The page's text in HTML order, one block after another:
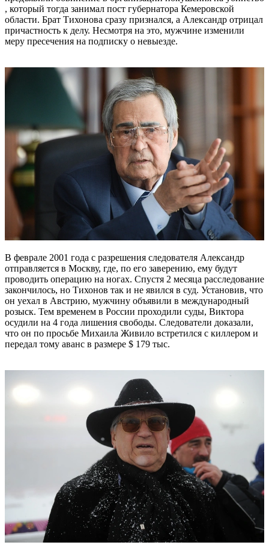
, который тогда занимал пост губернатора Кемеровской
области. Брат Тихонова сразу признался, а Александр отрицал
причастность к делу. Несмотря на это, мужчине изменили
меру пресечения на подписку о невыезде.
В феврале 2001 года с разрешения следователя Александр
отправляется в Москву, где, по его заверению, ему будут
проводить операцию на ногах. Спустя 2 месяца расследование
закончилось, но Тихонов так и не явился в суд. Установив, что
он уехал в Австрию, мужчину объявили в международный
розыск. Тем временем в России проходили суды, Виктора
осудили на 4 года лишения свободы. Следователи доказали,
что он по просьбе Михаила Живило встретился с киллером и
передал тому аванс в размере $ 179 тыс.